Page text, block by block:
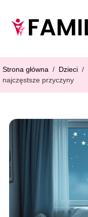
Strona główna / Dzieci /
najczęstsze przyczyny